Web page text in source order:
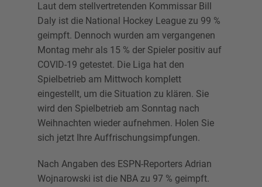
Laut dem stellvertretenden Kommissar Bill
Daly ist die National Hockey League zu 99 %
geimpft. Dennoch wurden am vergangenen
Montag mehr als 15 % der Spieler positiv auf
COVID-19 getestet. Die Liga hat den
Spielbetrieb am Mittwoch komplett
eingestellt, um die Situation zu klären. Sie
wird den Spielbetrieb am Sonntag nach
Weihnachten wieder aufnehmen. Holen Sie
sich jetzt Ihre Auffrischungsimpfungen.
Nach Angaben des ESPN-Reporters Adrian
Wojnarowski ist die NBA zu 97 % geimpft.